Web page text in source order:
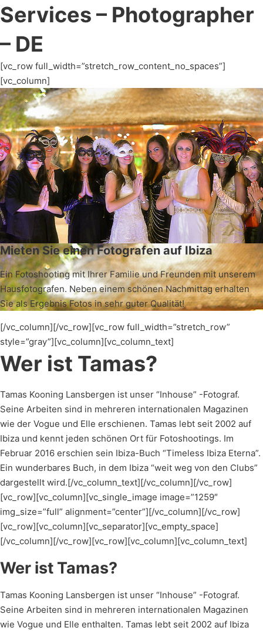
Services – Photographer
– DE
[vc_row full_width=”stretch_row_content_no_spaces”]
[vc_column]
Mieten Sie einen Fotografen auf Ibiza
Ein Fotoshooting mit Ihrer Familie und Freunden mit unserem
Hausfotografen. Neben einem schönen Nachmittag erhalten
Sie als Ergebnis Fotos in sehr guter Qualität!
[/vc_column][/vc_row][vc_row full_width=”stretch_row”
style=”gray”][vc_column][vc_column_text]
Wer ist Tamas?
Tamas Kooning Lansbergen ist unser “Inhouse” -Fotograf.
Seine Arbeiten sind in mehreren internationalen Magazinen
wie der Vogue und Elle erschienen. Tamas lebt seit 2002 auf
Ibiza und kennt jeden schönen Ort für Fotoshootings. Im
Februar 2016 erschien sein Ibiza-Buch “Timeless Ibiza Eterna”.
Ein wunderbares Buch, in dem Ibiza “weit weg von den Clubs”
dargestellt wird.[/vc_column_text][/vc_column][/vc_row]
[vc_row][vc_column][vc_single_image image=”1259″
img_size=”full” alignment=”center”][/vc_column][/vc_row]
[vc_row][vc_column][vc_separator][vc_empty_space]
[/vc_column][/vc_row][vc_row][vc_column][vc_column_text]
Wer ist Tamas?
Tamas Kooning Lansbergen ist unser “Inhouse” -Fotograf.
Seine Arbeiten sind in mehreren internationalen Magazinen
wie Vogue und Elle enthalten. Tamas lebt seit 2002 auf Ibiza